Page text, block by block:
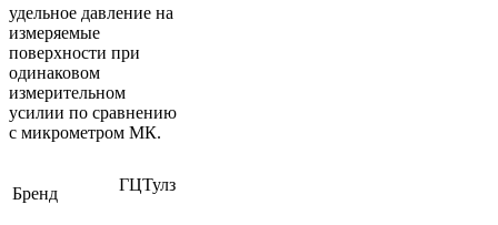
удельное давление на
измеряемые
поверхности при
одинаковом
измерительном
усилии по сравнению
с микрометром МК.
Бренд ГЦТулз